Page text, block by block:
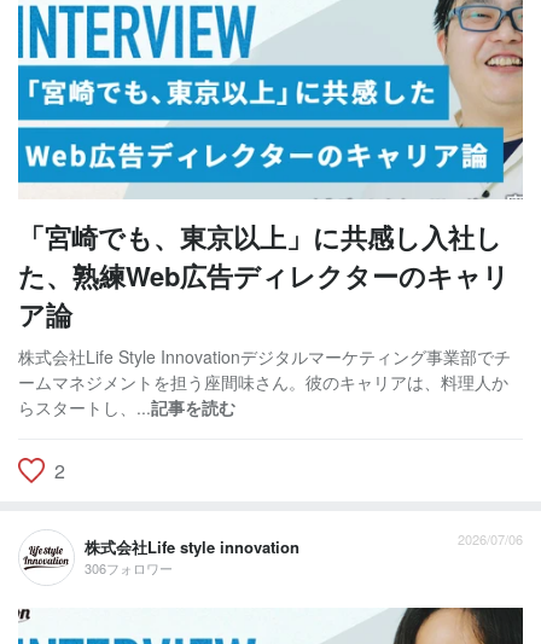
「宮崎でも、東京以上」に共感し入社し
た、熟練Web広告ディレクターのキャリ
ア論
株式会社Life Style Innovationデジタルマーケティング事業部でチ
ームマネジメントを担う座間味さん。彼のキャリアは、料理人か
らスタートし、...記事を読む
2
株式会社Life style innovation
306フォロワー
2026/07/06